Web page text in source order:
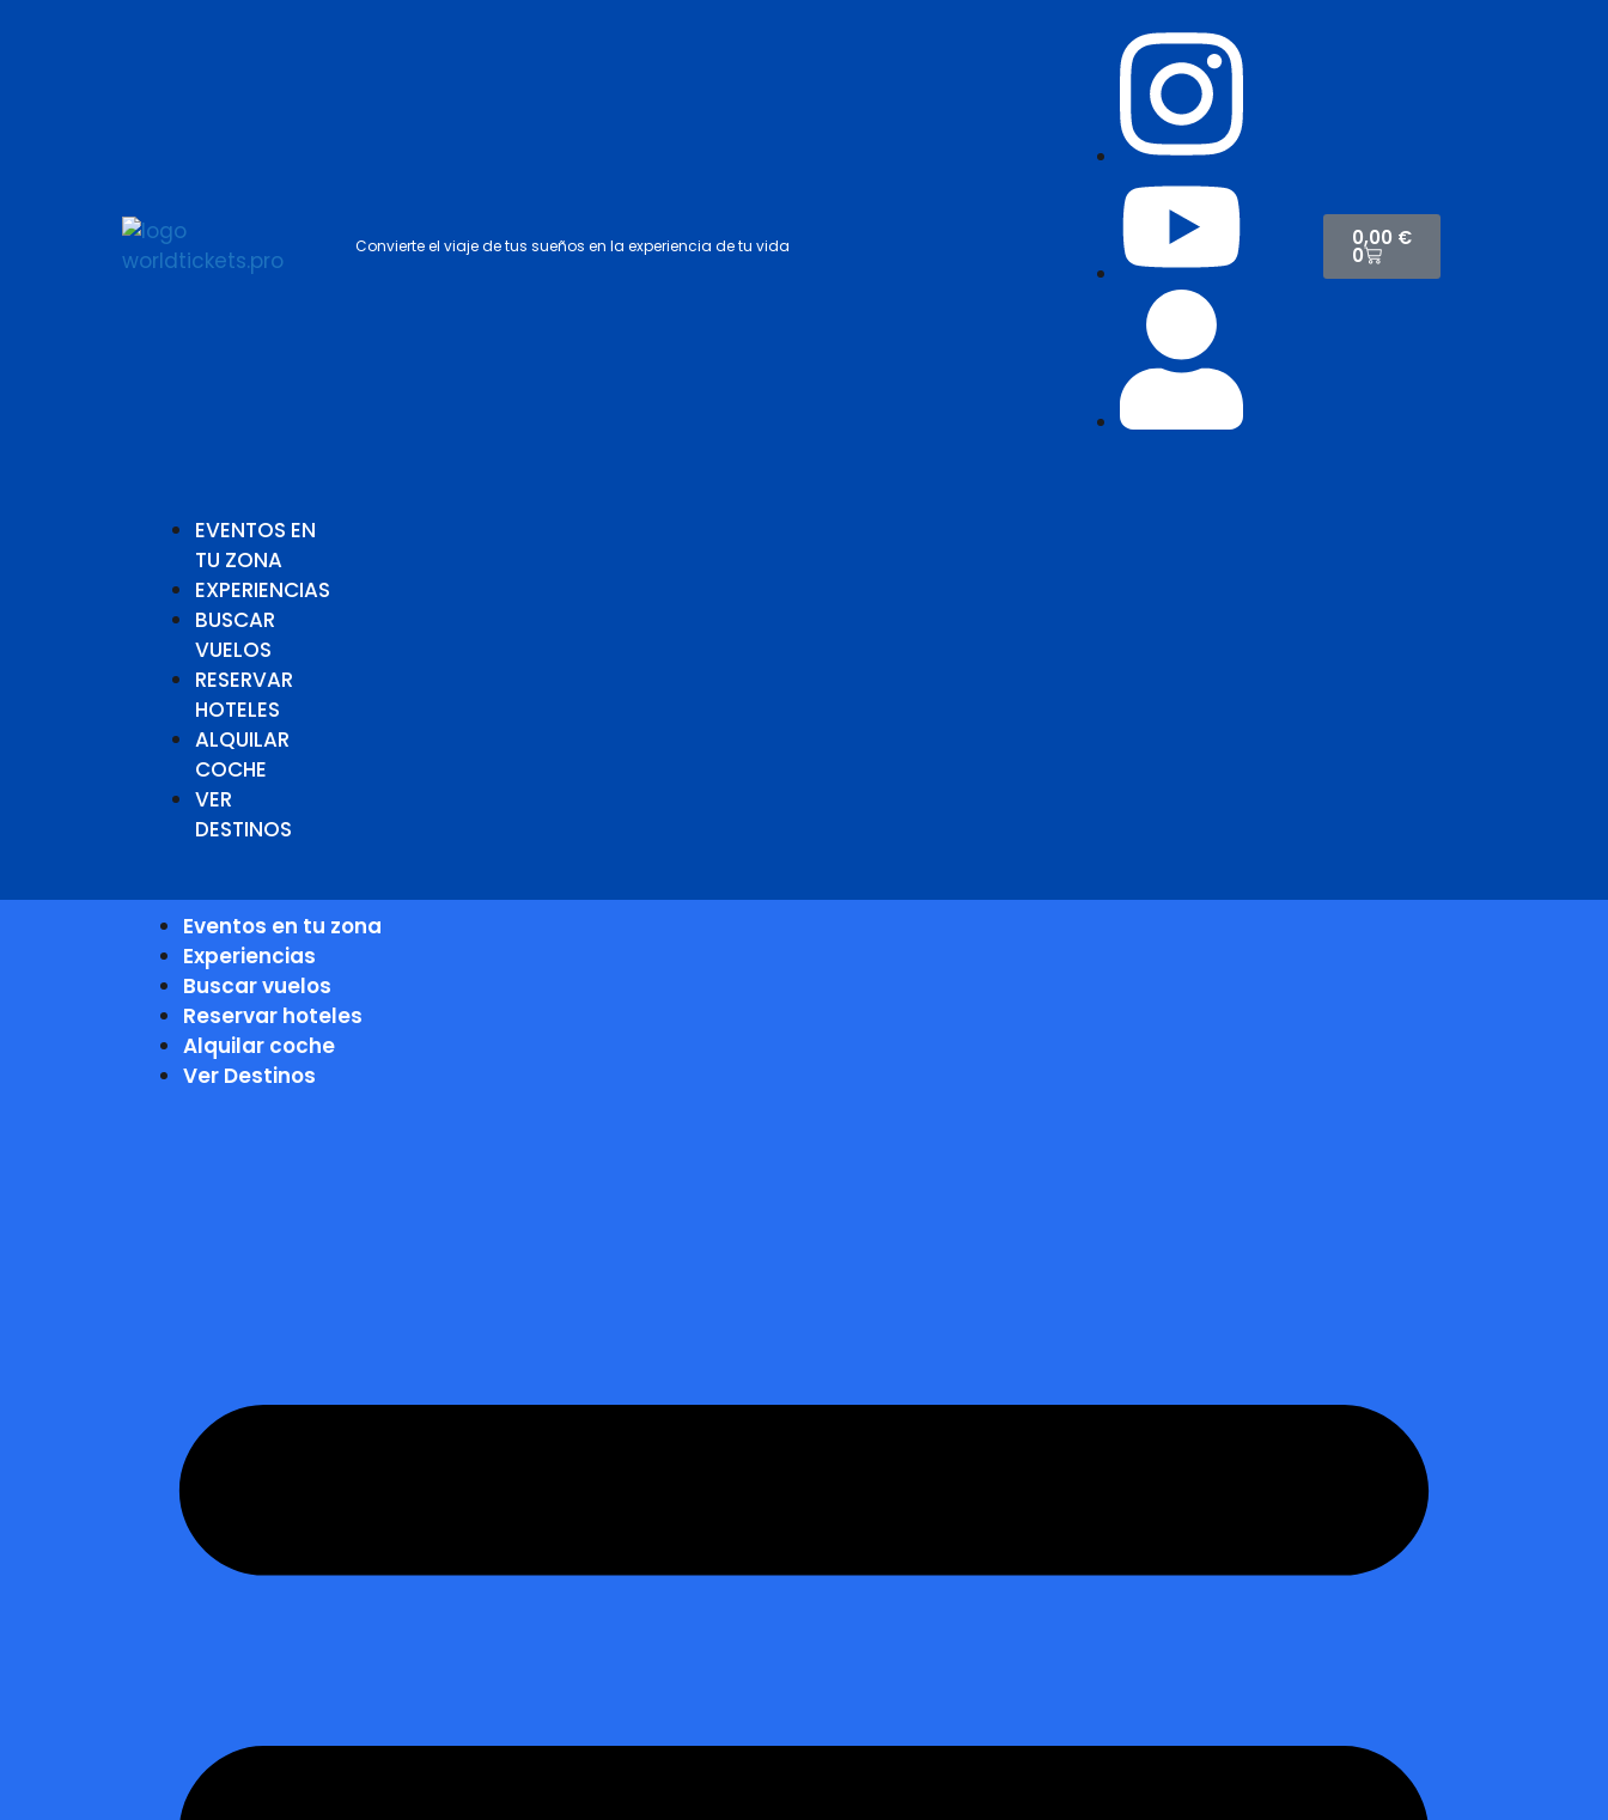
Convierte el viaje de tus sueños en la experiencia de tu vida 0,00 €
0
EVENTOS EN
TU ZONA
EXPERIENCIAS
BUSCAR
VUELOS
RESERVAR
HOTELES
ALQUILAR
COCHE
VER
DESTINOS
Eventos en tu zona
Experiencias
Buscar vuelos
Reservar hoteles
Alquilar coche
Ver Destinos